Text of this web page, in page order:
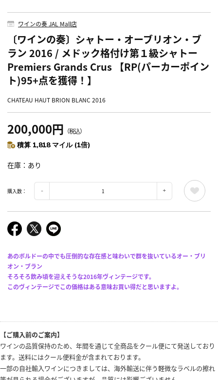
ワインの奏 JAL Mall店
〔ワインの奏〕シャトー・オーブリオン・ブ
ラン 2016 / メドック格付け第１級シャトー
Premiers Grands Crus 【RP(パーカーポイン
ト)95+点を獲得！】
CHATEAU HAUT BRION BLANC 2016
200,000円 （税込）
積算 1,818 マイル (1倍)
在庫 あり
購入数：
あのボルドーの中でも圧倒的な存在感と味わいで群を抜いているオー・ブリ
オン・ブラン
そろそろ飲み頃を迎えそうな2016年ヴィンテージです。
このヴィンテージでこの価格はある意味お買い得だと思いますよ。
【ご購入前のご案内】
ワインの品質保持のため、年間を通じて全商品をクール便にて発送しており
ます。送料にはクール便料金が含まれております。
一部の自社輸入ワインにつきましては、海外輸送に伴う軽微なラベルの擦れ